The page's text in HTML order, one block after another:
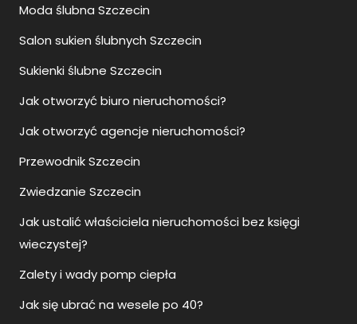
Moda ślubna Szczecin
Salon sukien ślubnych Szczecin
Sukienki ślubne Szczecin
Jak otworzyć biuro nieruchomości?
Jak otworzyć agencje nieruchomości?
Przewodnik Szczecin
Zwiedzanie Szczecin
Jak ustalić właściciela nieruchomości bez księgi
wieczystej?
Zalety i wady pomp ciepła
Jak się ubrać na wesele po 40?